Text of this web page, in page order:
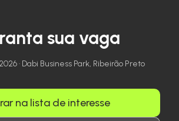
sua vaga
· Dabi Business Park, Ribeirão Preto
na lista de interesse